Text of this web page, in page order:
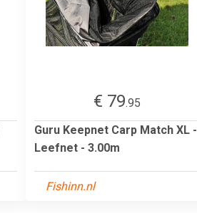
€ 79.95
Guru Keepnet Carp Match XL -
Leefnet - 3.00m
Fishinn.nl